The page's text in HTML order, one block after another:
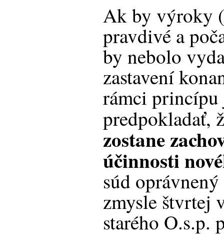
Ak by výroky
pravdivé a
by nebolo
zastavení
rámci
predpokladať,
zostane
účinnosti
súd
zmysle štvrtej
starého O.s.p.